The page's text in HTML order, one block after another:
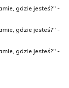
gdzie jesteś?" -
gdzie jesteś?" -
gdzie jesteś?" -